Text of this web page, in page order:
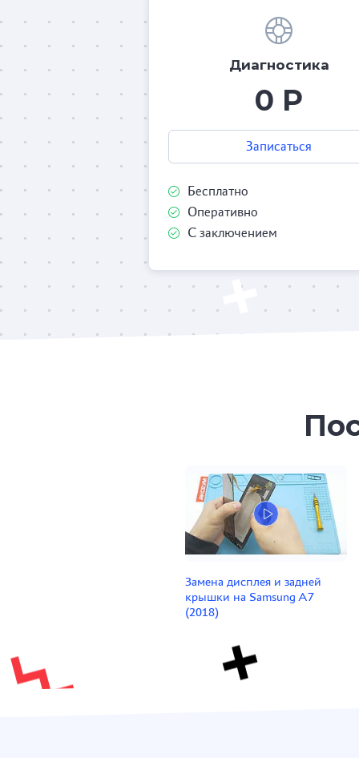
Диагностика
0 Р
Записаться
Бесплатно
Оперативно
С заключением
Замена дисплея и задней
крышки на Samsung A7
(2018)